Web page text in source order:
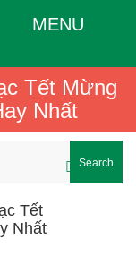
MENU
Tết Mừng
Nhất
Search
Tết
Nhất